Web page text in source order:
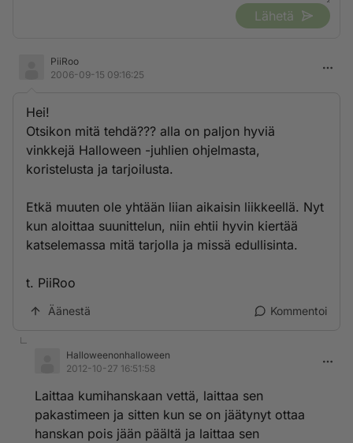
Lähetä
PiiRoo
2006-09-15 09:16:25
Hei!
Otsikon mitä tehdä??? alla on paljon hyviä
vinkkejä Halloween -juhlien ohjelmasta,
koristelusta ja tarjoilusta.
Etkä muuten ole yhtään liian aikaisin liikkeellä. Nyt
kun aloittaa suunittelun, niin ehtii hyvin kiertää
katselemassa mitä tarjolla ja missä edullisinta.
t. PiiRoo
Äänestä Kommentoi
Halloweenonhalloween
2012-10-27 16:51:58
Laittaa kumihanskaan vettä, laittaa sen
pakastimeen ja sitten kun se on jäätynyt ottaa
hanskan pois jään päältä ja laittaa sen